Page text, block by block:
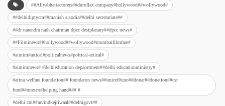
##Aliyabhattactorers##duroflax company#hollywood##wollywood#
##delhidiptycm##manish sisodia##delhi secretariate##
##dr narendra nath chairman dpcc desiplanary##dpcc news#
##Filminews##hollywood##wollywood#mumbaifilmfare#
#aimim#artical#polticalnews#poltical-artical#
#aimimnews# #delhieducation depaortment##delhi educationministry#
#atina welfare foundation## foundaton news##unicef#uno##donar##donation##csr
fund##unesco#helping hand### #
#delhi cm##arvindkejriwaal##delhigovt##